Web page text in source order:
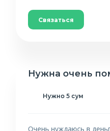
Связаться
Нужна очень
Нужно 5 сум
Очень нуждаюсь в